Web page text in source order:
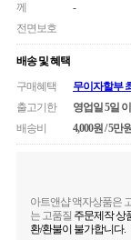
께
-
전면보호
배송 및 혜택
구매혜택
무이자할부
출고기한
영업일 5일
배송비
4,000원 / 5만
아트앤샵 액자상품은
는 고품질 주문제작 상
환/환불이 불가합니다.